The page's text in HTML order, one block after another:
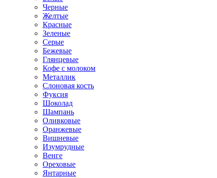
Черные
Желтые
Красные
Зеленые
Серые
Бежевые
Глянцевые
Кофе с молоком
Металлик
Слоновая кость
Фуксия
Шоколад
Шампань
Оливковые
Оранжевые
Вишневые
Изумрудные
Венге
Ореховые
Янтарные